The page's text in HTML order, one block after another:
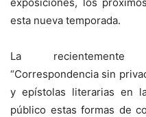
esta nueva temporada.
La recientemente
“Correspondencia sin
y epístolas literarias en
público estas formas de